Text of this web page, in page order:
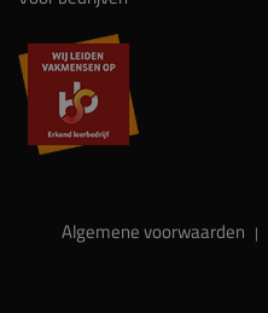
Algemene voorwaarden |